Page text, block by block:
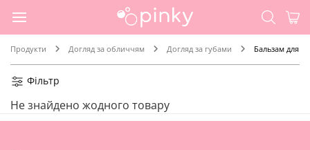
Продукти Догляд за обличчям Догляд за губами Бальзам для
Фільтр
Не знайдено жодного товару